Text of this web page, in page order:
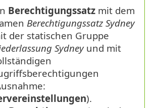
Berechtigungssatz mit dem
Berechtigungssatz Sydney
der statischen Gruppe
Sydneyund mit
).